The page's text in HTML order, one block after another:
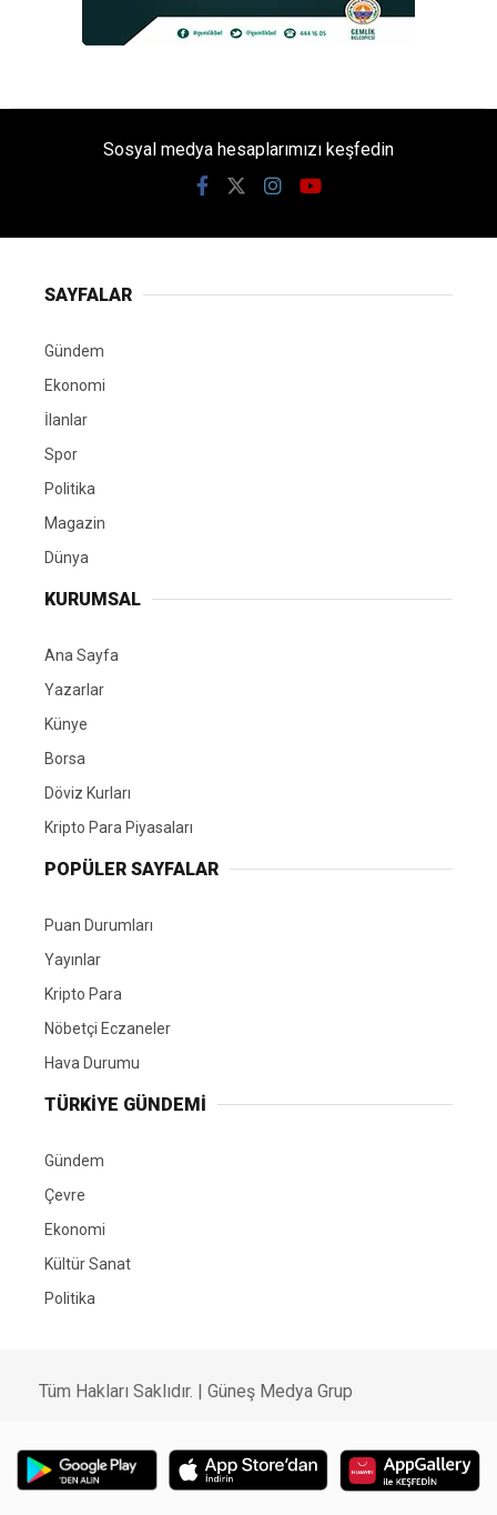
Sosyal medya hesaplarımızı keşfedin
SAYFALAR
Gündem
Ekonomi
İlanlar
Spor
Politika
Magazin
Dünya
KURUMSAL
Ana Sayfa
Yazarlar
Künye
Borsa
Döviz Kurları
Kripto Para Piyasaları
POPÜLER SAYFALAR
Puan Durumları
Yayınlar
Kripto Para
Nöbetçi Eczaneler
Hava Durumu
TÜRKIYE GÜNDEMI
Gündem
Çevre
Ekonomi
Kültür Sanat
Politika
Tüm Hakları Saklıdır. | Güneş Medya Grup